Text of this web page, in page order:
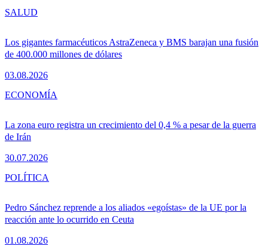
Los gigantes farmacéuticos AstraZeneca y BMS barajan una fusión
de 400.000 millones de dólares
03.08.2026
SALUD
La zona euro registra un crecimiento del 0,4 % a pesar de la guerra
de Irán
30.07.2026
ECONOMÍA
Pedro Sánchez reprende a los aliados «egoístas» de la UE por la
reacción ante lo ocurrido en Ceuta
01.08.2026
POLÍTICA